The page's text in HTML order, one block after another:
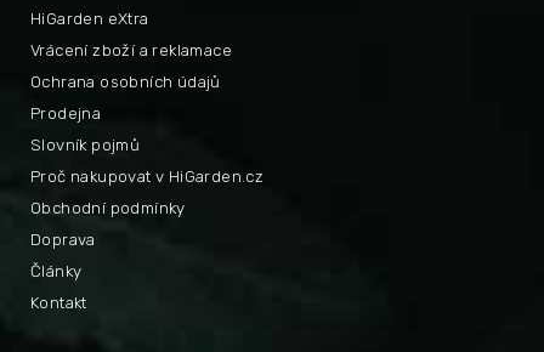
HiGarden eXtra
Proč nakupovat v HiGarden.cz
Vrácení zboží a reklamace
Obchodní podmínky
Ochrana osobních údajů
Doprava
Prodejna
Články
Slovník pojmů
Kontakt